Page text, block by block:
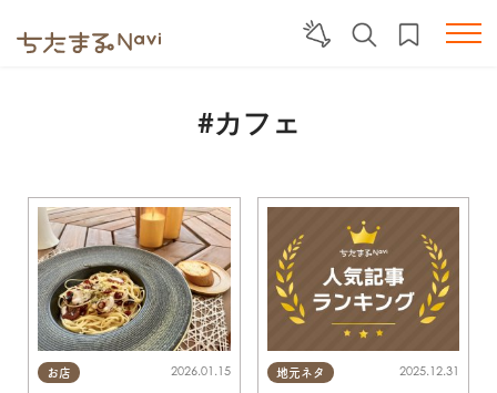
#カフェ
お店 2026.01.15 地元ネタ 2025.12.31